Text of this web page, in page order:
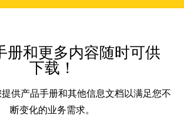
册和更多内容随时可供
下载！
供产品手册和其他信息文档以满足您不
断变化的业务需求。